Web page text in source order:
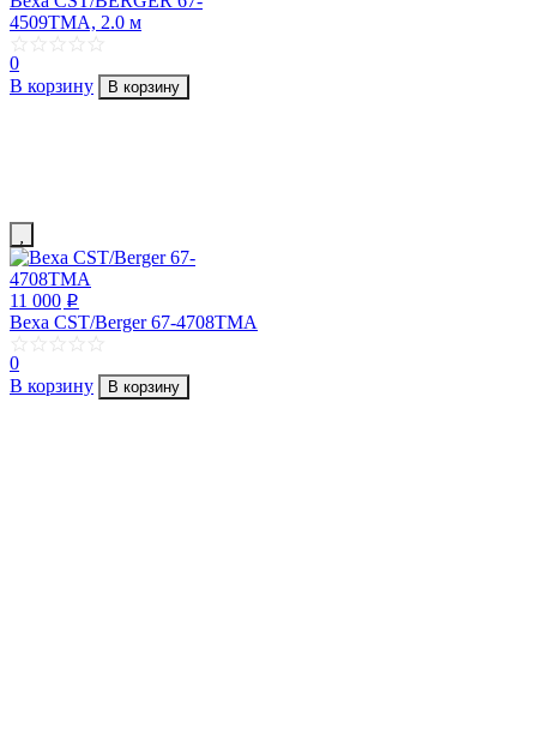
4509TMA, 2.0 м
0
В корзину
В корзину
11 000 p
Веха CST/Berger 67-4708TMA
0
В корзину
В корзину